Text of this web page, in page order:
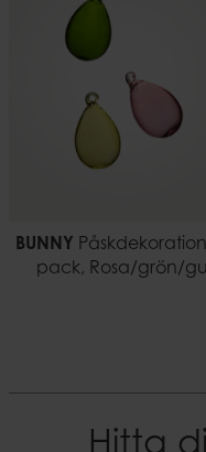
BUNNY
pack, Rosa/grön/